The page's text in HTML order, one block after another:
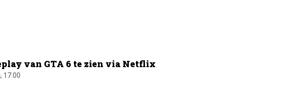
van GTA 6 te zien via Netflix
17:00